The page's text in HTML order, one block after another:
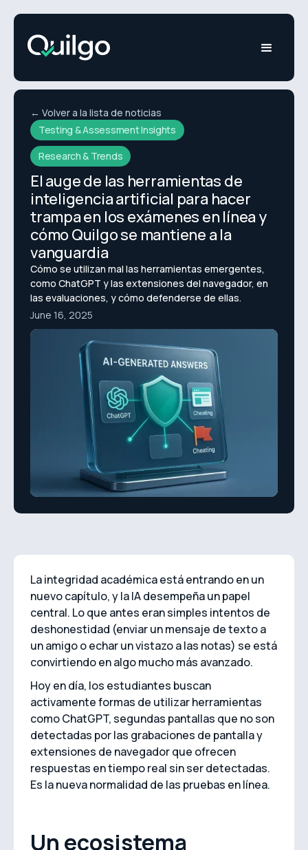
← Volver a la lista de noticias
Testing & Assessment Insights
Research & Trends
El auge de las herramientas de
inteligencia artificial para hacer
trampa en los exámenes en línea y
cómo Quilgo se mantiene a la
vanguardia
Cómo se utilizan mal las herramientas emergentes,
como ChatGPT y las extensiones del navegador, en
las evaluaciones, y cómo defenderse de ellas.
June 16, 2025
La integridad académica está entrando en un
nuevo capítulo, y la IA desempeña un papel
central. Lo que antes eran simples intentos de
deshonestidad (enviar un mensaje de texto a
un amigo o echar un vistazo a las notas) se está
convirtiendo en algo mucho más avanzado.
Hoy en día, los estudiantes buscan
activamente formas de utilizar herramientas
como ChatGPT, segundas pantallas que no son
detectadas por las grabaciones de pantalla y
extensiones de navegador que ofrecen
respuestas en tiempo real sin ser detectadas.
Es la nueva normalidad de las pruebas en línea.
Un ecosistema